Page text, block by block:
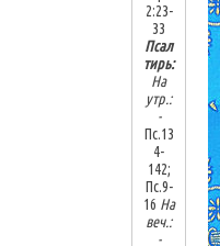
2:23-
33
Псал
тирь:
На
утр.:
-
Пс.13
4-
142;
Пс.9-
16 На
веч.:
-